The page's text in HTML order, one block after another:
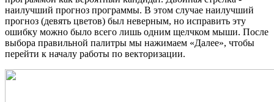
наилучший прогноз программы. В этом случае наилучший
прогноз (девять цветов) был неверным, но исправить эту
ошибку можно было всего лишь одним щелчком мыши. После
выбора правильной палитры мы нажимаем «Далее», чтобы
перейти к началу работы по векторизации.